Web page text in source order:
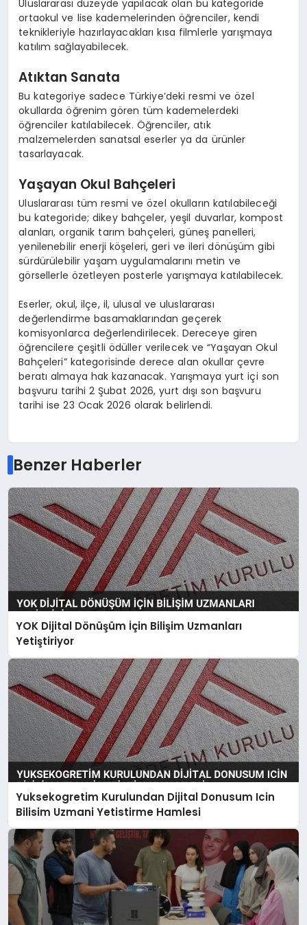
Uluslararası düzeyde yapılacak olan bu kategoride
ortaokul ve lise kademelerinden öğrenciler, kendi
teknikleriyle hazırlayacakları kısa filmlerle yarışmaya
katılım sağlayabilecek.
Atıktan Sanata
Bu kategoriye sadece Türkiye’deki resmi ve özel
okullarda öğrenim gören tüm kademelerdeki
öğrenciler katılabilecek. Öğrenciler, atık
malzemelerden sanatsal eserler ya da ürünler
tasarlayacak.
Yaşayan Okul Bahçeleri
Uluslararası tüm resmi ve özel okulların katılabileceği
bu kategoride; dikey bahçeler, yeşil duvarlar, kompost
alanları, organik tarım bahçeleri, güneş panelleri,
yenilenebilir enerji köşeleri, geri ve ileri dönüşüm gibi
sürdürülebilir yaşam uygulamalarını metin ve
görsellerle özetleyen posterle yarışmaya katılabilecek.
Eserler, okul, ilçe, il, ulusal ve uluslararası
değerlendirme basamaklarından geçerek
komisyonlarca değerlendirilecek. Dereceye giren
öğrencilere çeşitli ödüller verilecek ve “Yaşayan Okul
Bahçeleri” kategorisinde derece alan okullar çevre
beratı almaya hak kazanacak. Yarışmaya yurt içi son
başvuru tarihi 2 Şubat 2026, yurt dışı son başvuru
tarihi ise 23 Ocak 2026 olarak belirlendi.
Benzer Haberler
YOK Dijital Dönüşüm İçin Bilişim Uzmanları
Yetiştiriyor
Yuksekogretim Kurulundan Dijital Donusum Icin
Bilisim Uzmani Yetistirme Hamlesi